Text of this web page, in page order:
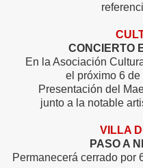
CONCIERTO
En la Asociación
el próximo 6
Presentación del
junto a la notable
VILLA
PASO A
Permanecerá cerrado por